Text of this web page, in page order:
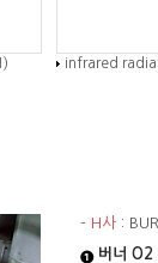
infrared
- H사 :
버너 O2